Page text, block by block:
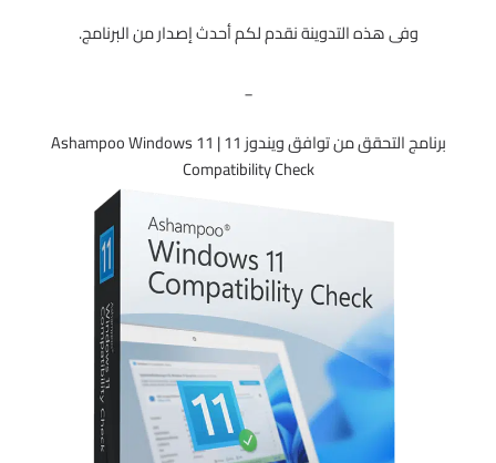
وفى هذه التدوينة نقدم لكم أحدث إصدار من البرنامج.
_
برنامج التحقق من توافق ويندوز 11 | Ashampoo Windows 11
Compatibility Check